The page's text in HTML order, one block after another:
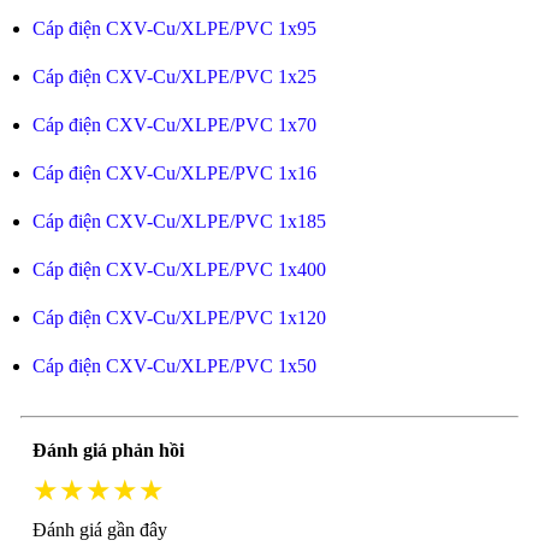
Cáp điện CXV-Cu/XLPE/PVC 1x95
Cáp điện CXV-Cu/XLPE/PVC 1x25
Cáp điện CXV-Cu/XLPE/PVC 1x70
Cáp điện CXV-Cu/XLPE/PVC 1x16
Cáp điện CXV-Cu/XLPE/PVC 1x185
Cáp điện CXV-Cu/XLPE/PVC 1x400
Cáp điện CXV-Cu/XLPE/PVC 1x120
Cáp điện CXV-Cu/XLPE/PVC 1x50
Đánh giá phản hồi
★★★★★
Đánh giá gần đây